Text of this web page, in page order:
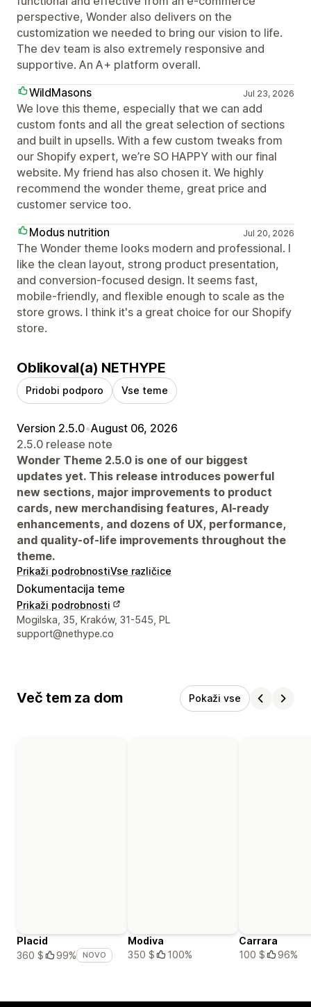
perspective, Wonder also delivers on the
customization we needed to bring our vision to life.
The dev team is also extremely responsive and
supportive. An A+ platform overall.
WildMasons
Jul 23, 2026
We love this theme, especially that we can add
custom fonts and all the great selection of sections
and built in upsells. With a few custom tweaks from
our Shopify expert, we’re SO HAPPY with our final
website. My friend has also chosen it. We highly
recommend the wonder theme, great price and
customer service too.
Modus nutrition
Jul 20, 2026
The Wonder theme looks modern and professional. I
like the clean layout, strong product presentation,
and conversion-focused design. It seems fast,
mobile-friendly, and flexible enough to scale as the
store grows. I think it's a great choice for our Shopify
store.
Oblikoval(a) NETHYPE
Pridobi podporo Vse teme
Version 2.5.0•August 06, 2026
2.5.0 release note
Wonder Theme 2.5.0 is one of our biggest
updates yet. This release introduces powerful
new sections, major improvements to product
cards, new merchandising features, AI-ready
enhancements, and dozens of UX, performance,
and quality-of-life improvements throughout the
theme.
Prikaži podrobnostiVse različice
Dokumentacija teme
Prikaži podrobnosti
Podatki za stik z oblikovalcem
Mogilska, 35, Kraków, 31-545, PL
support@nethype.co
Več tem za dom Pokaži vse
Placid
360 $
99% NOVO
Modiva
350 $
100%
Carrara
100 $
96%